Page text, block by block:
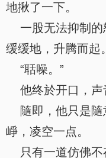
地揪了一下。
一股无法抑制的
缓缓地，升腾而起。
“聒噪。”
他终於开口，声
隨即，他只是隨
崢，凌空一点。
只有一道仿佛不